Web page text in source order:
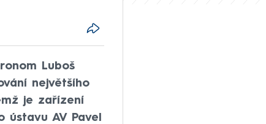
Luboš
největšího
je zařízení
ústavu AV Pavel